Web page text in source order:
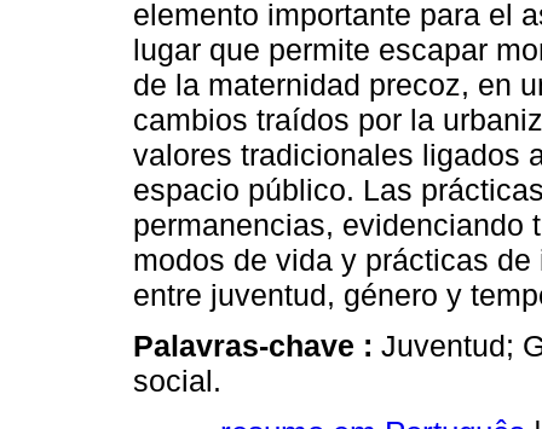
elemento importante para el
lugar que permite escapar
de la maternidad precoz, en
cambios traídos por la
valores tradicionales ligados
espacio público. Las
permanencias, evidenciando
modos de vida y prácticas
entre juventud, género y
Palavras-chave : Juventud;
social.